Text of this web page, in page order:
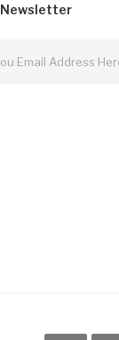
Newsletter